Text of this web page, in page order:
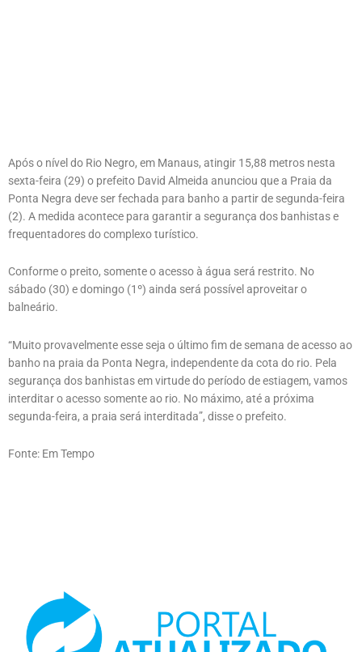
Após o nível do Rio Negro, em Manaus, atingir 15,88 metros nesta
sexta-feira (29) o prefeito David Almeida anunciou que a Praia da
Ponta Negra deve ser fechada para banho a partir de segunda-feira
(2). A medida acontece para garantir a segurança dos banhistas e
frequentadores do complexo turístico.
Conforme o preito, somente o acesso à água será restrito. No
sábado (30) e domingo (1º) ainda será possível aproveitar o
balneário.
“Muito provavelmente esse seja o último fim de semana de acesso ao
banho na praia da Ponta Negra, independente da cota do rio. Pela
segurança dos banhistas em virtude do período de estiagem, vamos
interditar o acesso somente ao rio. No máximo, até a próxima
segunda-feira, a praia será interditada”, disse o prefeito.
Fonte: Em Tempo